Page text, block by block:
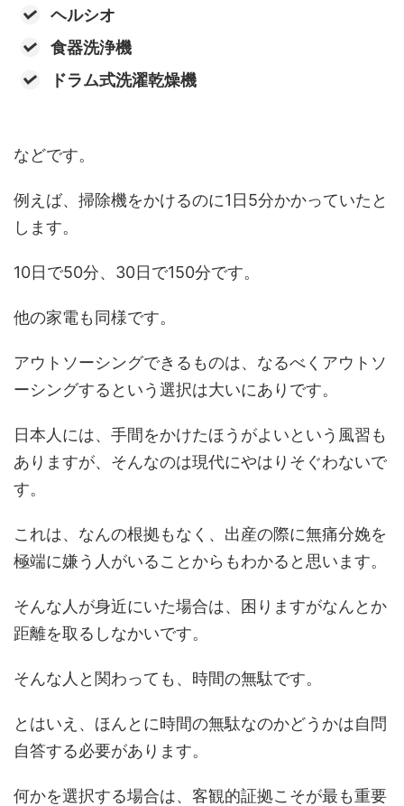
ヘルシオ
食器洗浄機
ドラム式洗濯乾燥機
などです。
例えば、掃除機をかけるのに1日5分かかっていたと
します。
10日で50分、30日で150分です。
他の家電も同様です。
アウトソーシングできるものは、なるべくアウトソ
ーシングするという選択は大いにありです。
日本人には、手間をかけたほうがよいという風習も
ありますが、そんなのは現代にやはりそぐわないで
す。
これは、なんの根拠もなく、出産の際に無痛分娩を
極端に嫌う人がいることからもわかると思います。
そんな人が身近にいた場合は、困りますがなんとか
距離を取るしなかいです。
そんな人と関わっても、時間の無駄です。
とはいえ、ほんとに時間の無駄なのかどうかは自問
自答する必要があります。
何かを選択する場合は、客観的証拠こそが最も重要